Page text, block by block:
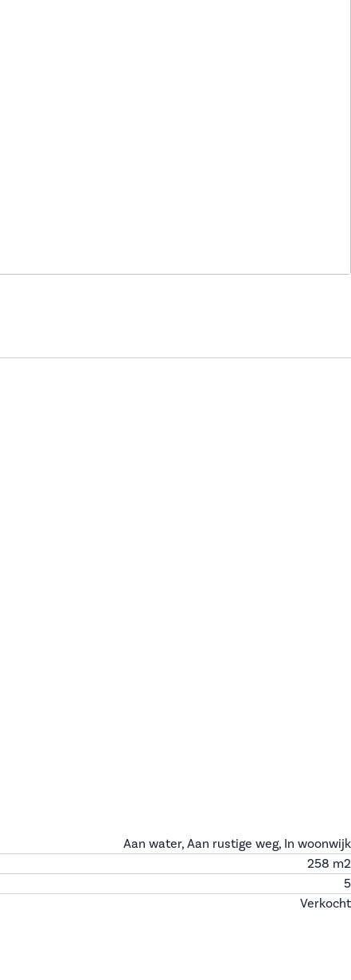
Aan water, Aan rustige weg, In woonwijk
258 m2
5
Verkocht